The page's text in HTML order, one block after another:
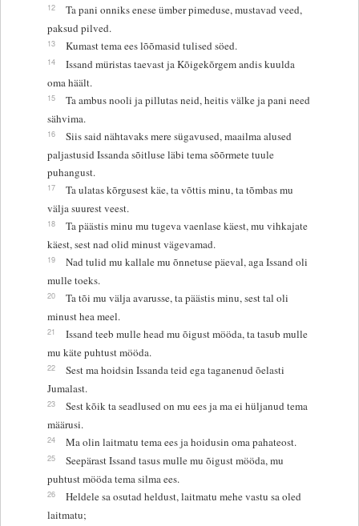
12
Ta pani onniks enese ümber pimeduse, mustavad veed,
paksud pilved.
13 Kumast tema ees lõõmasid tulised söed.
14
Issand müristas taevast ja Kõigekõrgem andis kuulda
oma häält.
15
Ta ambus nooli ja pillutas neid, heitis välke ja pani need
sähvima.
16
Siis said nähtavaks mere sügavused, maailma alused
paljastusid Issanda sõitluse läbi tema sõõrmete tuule
puhangust.
17
Ta ulatas kõrgusest käe, ta võttis minu, ta tõmbas mu
välja suurest veest.
18
Ta päästis minu mu tugeva vaenlase käest, mu vihkajate
käest, sest nad olid minust vägevamad.
19
Nad tulid mu kallale mu õnnetuse päeval, aga Issand oli
mulle toeks.
20
Ta tõi mu välja avarusse, ta päästis minu, sest tal oli
minust hea meel.
21
Issand teeb mulle head mu õigust mööda, ta tasub mulle
mu käte puhtust mööda.
22
Sest ma hoidsin Issanda teid ega taganenud õelasti
Jumalast.
23
Sest kõik ta seadlused on mu ees ja ma ei hüljanud tema
määrusi.
24 Ma olin laitmatu tema ees ja hoidusin oma pahateost.
25
Seepärast Issand tasus mulle mu õigust mööda, mu
puhtust mööda tema silma ees.
26
Heldele sa osutad heldust, laitmatu mehe vastu sa oled
laitmatu;